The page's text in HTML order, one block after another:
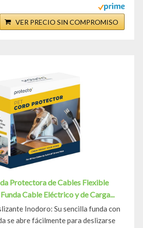
VER PRECIO SIN COMPROMISO
Protectora de Cables Flexible
Cable Eléctrico y de Carga...
Inodoro: Su sencilla funda con
se abre fácilmente para deslizarse